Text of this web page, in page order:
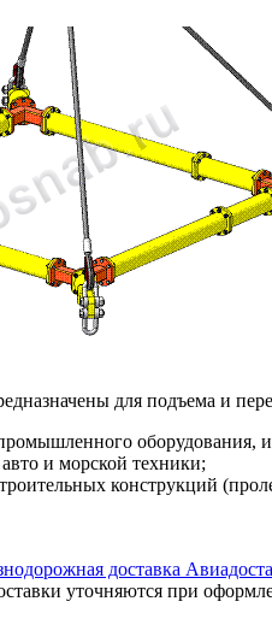
для подъема и
оборудования,
и морской техники;
конструкций
доставка
уточняются при